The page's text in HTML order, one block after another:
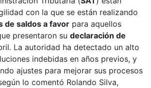
con la que se están realizando
de saldos a favor para aquellos
presentaron su declaración de
La autoridad ha detectado un alto
indebidas en años previos, y
ajustes para mejorar sus procesos
lo comentó Rolando Silva,